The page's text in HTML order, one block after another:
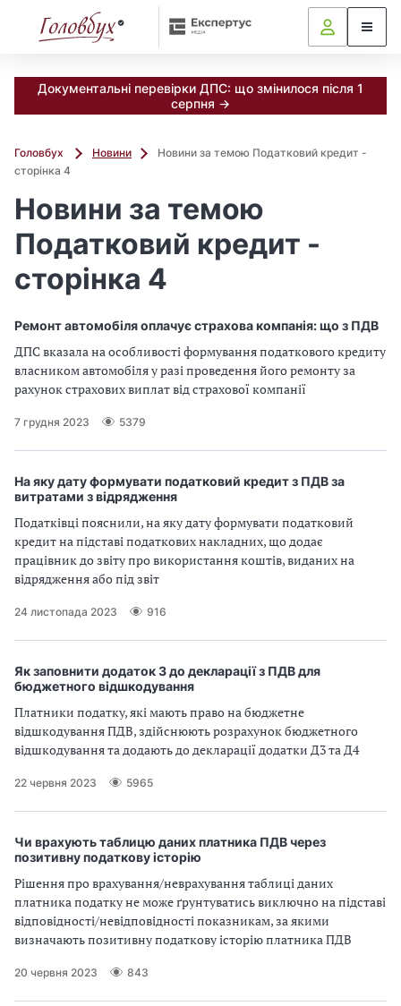
Документальні перевірки ДПС: що змінилося після 1
серпня →
Головбух Новини
Новини за темою Податковий кредит -
сторінка 4
Новини за темою
Податковий кредит -
сторінка 4
Ремонт автомобіля оплачує страхова компанія: що з ПДВ
ДПС вказала на особливості формування податкового кредиту
власником автомобіля у разі проведення його ремонту за
рахунок страхових виплат від страхової компанії
7 грудня 2023 5379
На яку дату формувати податковий кредит з ПДВ за
витратами з відрядження
Податківці пояснили, на яку дату формувати податковий
кредит на підставі податкових накладних, що додає
працівник до звіту про використання коштів, виданих на
відрядження або під звіт
24 листопада 2023 916
Як заповнити додаток 3 до декларації з ПДВ для
бюджетного відшкодування
Платники податку, які мають право на бюджетне
відшкодування ПДВ, здійснюють розрахунок бюджетного
відшкодування та додають до декларації додатки Д3 та Д4
22 червня 2023 5965
Чи врахують таблицю даних платника ПДВ через
позитивну податкову історію
Рішення про врахування/неврахування таблиці даних
платника податку не може ґрунтуватись виключно на підставі
відповідності/невідповідності показникам, за якими
визначають позитивну податкову історію платника ПДВ
20 червня 2023 843